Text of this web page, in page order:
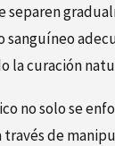
separen
la curación
no solo se
de